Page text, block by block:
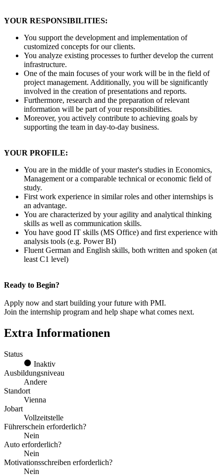
YOUR RESPONSIBILITIES:
You support the development and implementation of
customized concepts for our clients.
You analyze existing processes to further develop the current
infrastructure.
One of the main focuses of your work will be in the field of
project management. Additionally, you will be significantly
involved in the creation of presentations and reports.
Furthermore, research and the preparation of relevant
information will be part of your responsibilities.
Moreover, you actively contribute to achieving goals by
supporting the team in day-to-day business.
YOUR PROFILE:
You are in the middle of your master's studies in Economics,
Management or a comparable technical or economic field of
study.
First work experience in similar roles and other internships is
an advantage.
You are characterized by your agility and analytical thinking
skills as well as communication skills.
You have good IT skills (MS Office) and first experience with
analysis tools (e.g. Power BI)
Fluent German and English skills, both written and spoken (at
least C1 level)
Ready to Begin?
Apply now and start building your future with PMI.
Join the internship program and help shape what comes next.
Extra Informationen
Status
Inaktiv
Ausbildungsniveau
Andere
Standort
Vienna
Jobart
Vollzeitstelle
Führerschein erforderlich?
Nein
Auto erforderlich?
Nein
Motivationsschreiben erforderlich?
Nein